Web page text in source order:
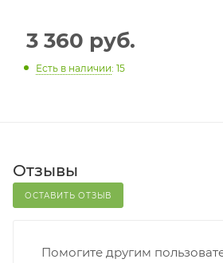
3 360 руб.
Есть в наличии: 15
Отзывы
ОСТАВИТЬ ОТЗЫВ
Помогите другим